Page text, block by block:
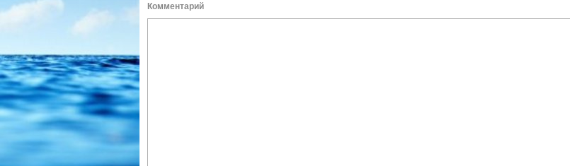
Комментарий